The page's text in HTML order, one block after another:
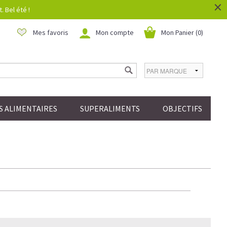
Bel été ! ×
Mon Panier (0)
Mon compte
Mes favoris
ALIMENTAIRES SUPERALIMENTS OBJECTIFS